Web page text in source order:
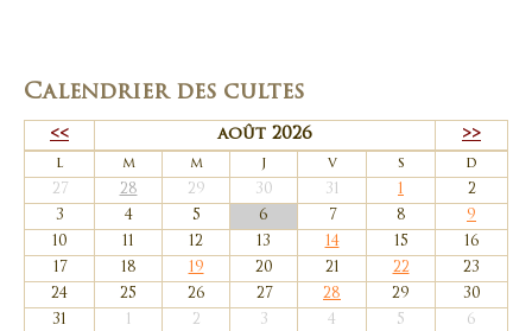
Calendrier des cultes
<< août 2026 >>
l m m v s
d
27
28 29 30 31 1
2
3
4 5 6 7 8
9
10
11 12 13 14 15
16
17
18 19 20 21 22
23
24
25 26 27 28 29
30
31
2 3 4 5 6